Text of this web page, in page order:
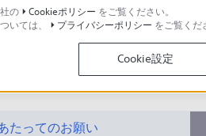
取扱説明書 Q&A
たってのお願い
の
Cookieポリシー をご覧ください。
いては、
プライバシーポリシー をご覧くだ
Cookie設定